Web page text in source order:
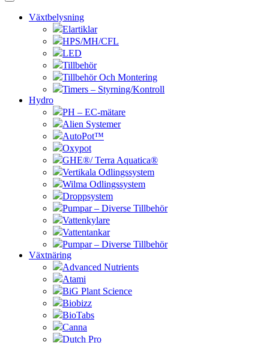
Växtbelysning
Elartiklar
HPS/MH/CFL
LED
Tillbehör
Tillbehör Och Montering
Timers – Styrning/Kontroll
Hydro
PH – EC-mätare
Alien Systemer
AutoPot™
Oxypot
GHE®/ Terra Aquatica®
Vertikala Odlingssystem
Wilma Odlingssystem
Droppsystem
Pumpar – Diverse Tillbehör
Vattenkylare
Vattentankar
Pumpar – Diverse Tillbehör
Växtnäring
Advanced Nutrients
Atami
BiG Plant Science
Biobizz
BioTabs
Canna
Dutch Pro